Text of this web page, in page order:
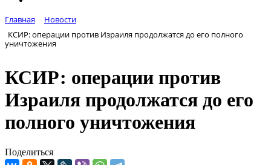
Главная
Новости
КСИР: операции против Израиля продолжатся до его полного
уничтожения
КСИР: операции против
Израиля продолжатся до его
полного уничтожения
Поделиться